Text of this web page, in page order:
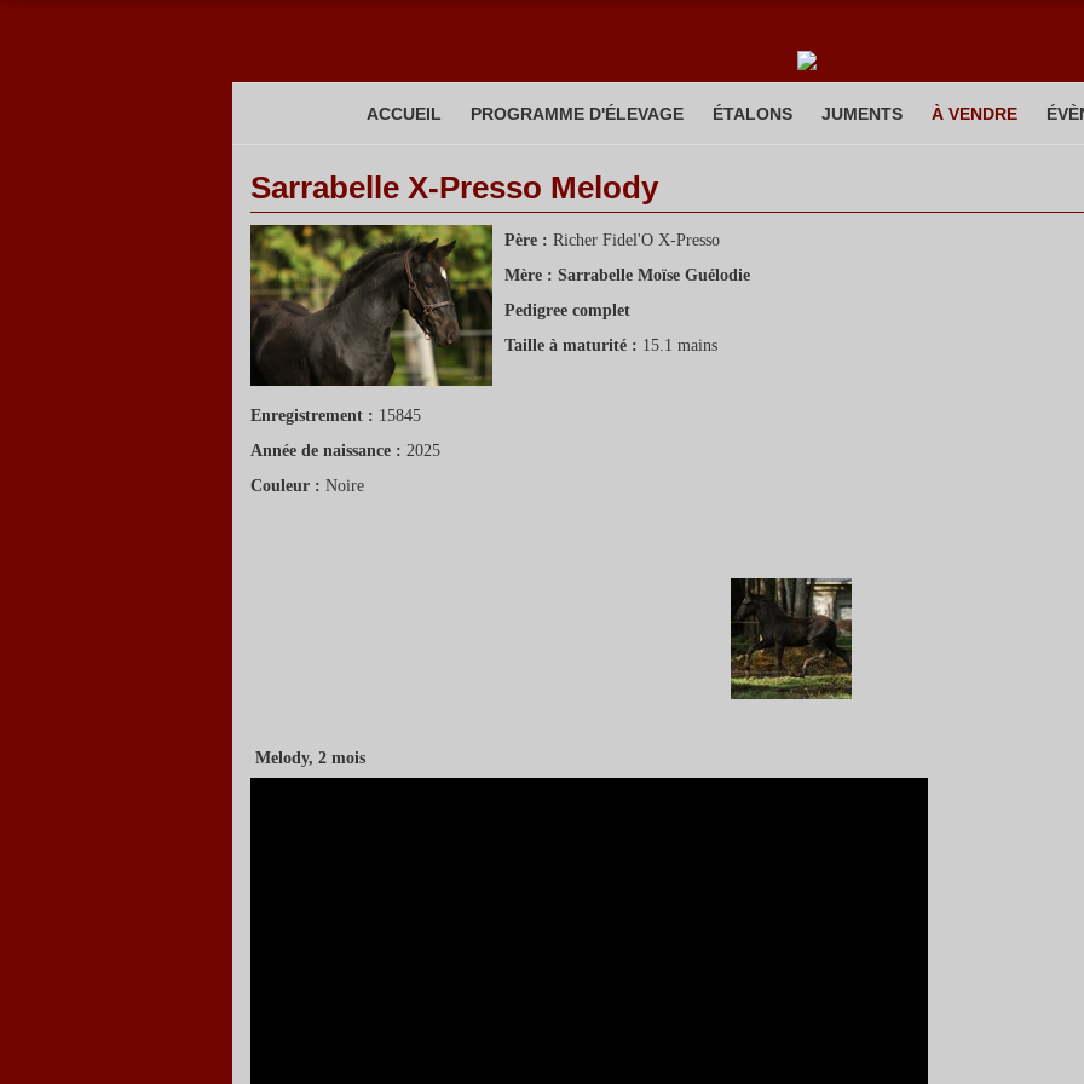
ACCUEIL PROGRAMME D'ÉLEVAGE ÉTALONS JUMENTS À VENDRE
Sarrabelle X-Presso Melody
Père : Richer Fidel'O X-Presso
Mère : Sarrabelle Moïse Guélodie
Pedigree complet
Taille à maturité : 15.1 mains
Enregistrement : 15845
Année de naissance : 2025
Couleur : Noire
Melody, 2 mois